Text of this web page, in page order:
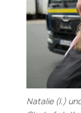
Natalie (l.)